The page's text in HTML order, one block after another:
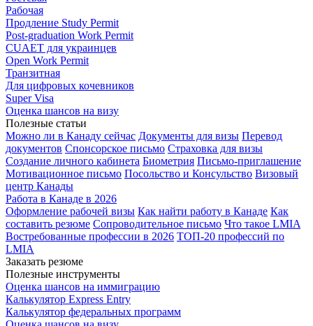
Рабочая
Продление Study Permit
Post-graduation Work Permit
CUAET для украинцев
Open Work Permit
Транзитная
Для цифровых кочевников
Super Visa
Оценка шансов на визу
Полезные статьи
Можно ли в Канаду сейчас Документы для визы Перевод
документов Спонсорское письмо Страховка для визы
Создание личного кабинета Биометрия Письмо-приглашение
Мотивационное письмо Посольство и Консульство Визовый
центр Канады
Работа в Канаде в 2026
Оформление рабочей визы Как найти работу в Канаде Как
составить резюме Сопроводительное письмо Что такое LMIA
Востребованные профессии в 2026 ТОП-20 профессий по
LMIA
Заказать резюме
Полезные инструменты
Оценка шансов на иммиграцию
Калькулятор Express Entry
Калькулятор федеральных программ